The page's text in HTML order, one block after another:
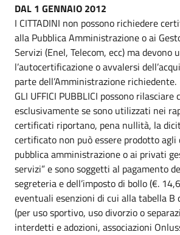
DAL 1 GENNAIO 2012
I CITTADINI non possono richiedere
alla Pubblica Amministrazione o ai
Servizi (Enel, Telecom, ecc) ma devono
l’autocertificazione o avvalersi
parte dell’Amministrazione richiedente.
GLI UFFICI PUBBLICI possono
esclusivamente se sono utilizzati nei
certificati riportano, pena nullità, la
certificato non può essere prodotto agli
pubblica amministrazione o ai privati
servizi” e sono soggetti al pagamento
segreteria e dell’imposto di bollo (€.
eventuali esenzioni di cui alla tabella B
(per uso sportivo, uso divorzio o
interdetti e adozioni, associazioni